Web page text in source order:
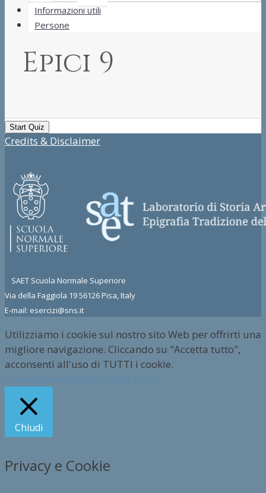
Informazioni utili
Persone
Epici 9
Credits & Disclaimer
SAET Scuola Normale Superiore
Via della Faggiola 19 56126 Pisa, Italy
E-mail: esercizi@sns.it
Utilizziamo i cookie sul nostro sito Web per offrirti una
migliore navigazione. Cliccando su "Accetta tutto",
acconsenti all'uso di TUTTI i cookie.
Chiudi
Privacy e Cookie